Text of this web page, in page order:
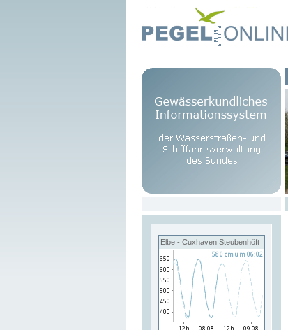
Elbe - Cuxhaven Steubenhöft